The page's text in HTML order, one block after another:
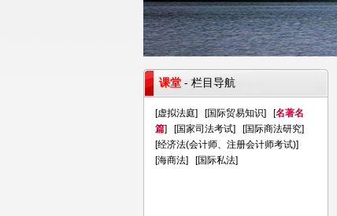
课堂 - 栏目导航
[虚拟法庭] [国际贸易知识] [名著名
篇] [国家司法考试] [国际商法研究]
[经济法(会计师、注册会计师考试)]
[海商法] [国际私法]